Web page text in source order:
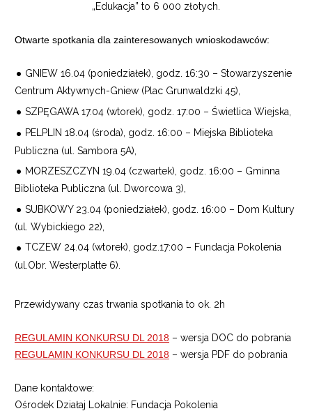
„Edukacja” to 6 000 złotych.
Otwarte spotkania dla zainteresowanych wnioskodawców:
GNIEW 16.04 (poniedziałek), godz. 16:30 – Stowarzyszenie
Centrum Aktywnych-Gniew (Plac Grunwaldzki 45),
SZPĘGAWA 17.04 (wtorek), godz. 17:00 – Świetlica Wiejska,
PELPLIN 18.04 (środa), godz. 16:00 – Miejska Biblioteka
Publiczna (ul. Sambora 5A),
MORZESZCZYN 19.04 (czwartek), godz. 16:00 – Gminna
Biblioteka Publiczna (ul. Dworcowa 3),
SUBKOWY 23.04 (poniedziałek), godz. 16:00 – Dom Kultury
(ul. Wybickiego 22),
TCZEW 24.04 (wtorek), godz.17:00 – Fundacja Pokolenia
(ul.Obr. Westerplatte 6).
Przewidywany czas trwania spotkania to ok. 2h
REGULAMIN KONKURSU DL 2018 – wersja DOC do pobrania
REGULAMIN KONKURSU DL 2018 – wersja PDF do pobrania
Dane kontaktowe:
Ośrodek Działaj Lokalnie: Fundacja Pokolenia